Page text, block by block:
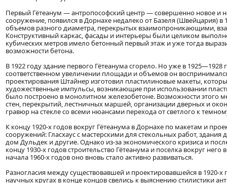
Первый Гётеанум — антропософский центр — совершенно новое и
сооружение, появился в Дорнахе недалеко от Базеля (Швейцария)
объемов разного диаметра, перекрытых взаимопроникающими,
Конструктивный каркас, фасады и интерьеры были целиком
кубических метров имело бетонный первый этаж и уже тогда
возможности бетона.
В 1922 году здание первого Гётеанума сгорело. Но уже в
соответственном увеличении площади и объемов он
проектирования Штайнер изготовил пластилиновые макеты,
художественные импульсы, возникающие при использовании
было построено в монолитном железобетоне. Возможности этого
стен, перекрытий, лестничных маршей, организации дверных и
гравюр на стекле со всеми нюансами перехода от светлого к
К концу 1920-х годов вокруг Гётеанума в Дорнахе по макетам и
сооружений: Гласхаус с мастерскими для стекольных работ,
дом Дульдек и другие. Однако из-за экономического кризиса и
концу 1930-х годов строительство Гётеанума и поселка вокруг
начала 1960-х годов оно вновь стало активно развиваться.
Разногласия между существовавшей и проектировавшейся в 1920-
научных кругах в конце концов свелись к выяснению стилистики